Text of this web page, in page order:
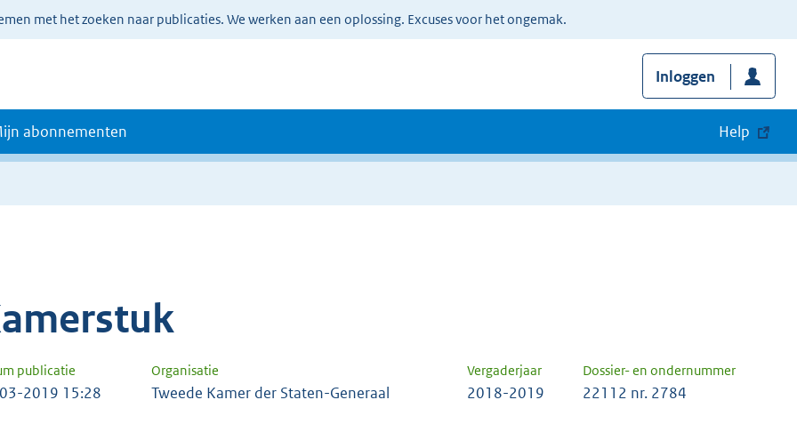
met het zoeken naar publicaties. We werken aan een oplossing. Excuses voor het ongemak.
Inloggen
abonnementen Help
publicatie Organisatie Vergaderjaar Dossier- en ondernummer
2019 15:28 Tweede Kamer der Staten-Generaal 2018-2019 22112 nr. 2784